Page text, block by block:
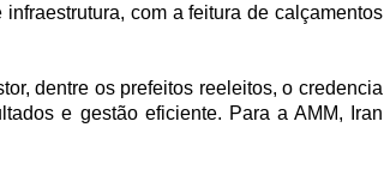
com a feitura de calçamentos
dentre os prefeitos reeleitos, o credencia
e gestão eficiente. Para a AMM, Iran